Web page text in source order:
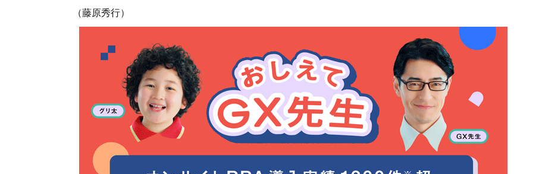
（藤原秀行）